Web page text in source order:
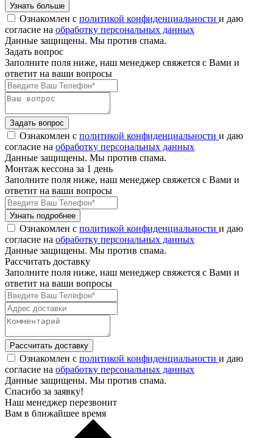
Узнать больше
Ознакомлен с политикой конфиденциальности и даю
согласие на обработку персональных данных
Данные защищены. Мы против спама.
Задать вопрос
Заполните поля ниже, наш менеджер свяжется с Вами и
ответит на ваши вопросы
Задать вопрос
Ознакомлен с политикой конфиденциальности и даю
согласие на обработку персональных данных
Данные защищены. Мы против спама.
Монтаж кессона за 1 день
Заполните поля ниже, наш менеджер свяжется с Вами и
ответит на ваши вопросы
Узнать подробнее
Ознакомлен с политикой конфиденциальности и даю
согласие на обработку персональных данных
Данные защищены. Мы против спама.
Рассчитать доставку
Заполните поля ниже, наш менеджер свяжется с Вами и
ответит на ваши вопросы
Рассчитать доставку
Ознакомлен с политикой конфиденциальности и даю
согласие на обработку персональных данных
Данные защищены. Мы против спама.
Спасибо за заявку!
Наш менеджер перезвонит
Вам в ближайшее время